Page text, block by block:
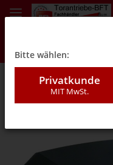
03A - Antriebe
Bitte wählen:
Privatkunde
MIT MwSt.